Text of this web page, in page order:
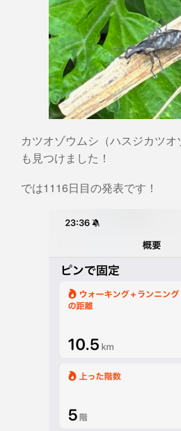
カツオゾウムシ（ハスジカツオ
も見つけました！
では1116日目の発表です！